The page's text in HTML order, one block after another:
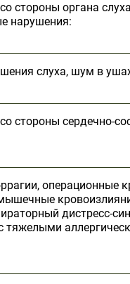
стороны органа
нарушения:
слуха, шум в
стороны сердечно-
операционные
дистресс-
тяжелыми